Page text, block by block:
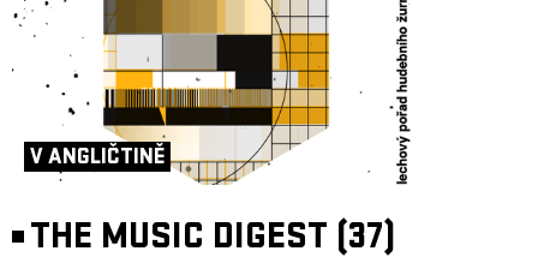
V ANGLIČTINĚ
THE MUSIC DIGEST (37)